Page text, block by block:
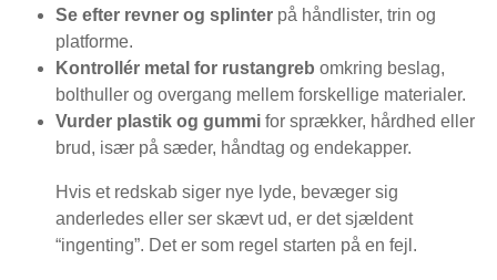
Se efter revner og splinter på håndlister, trin og
platforme.
Kontrollér metal for rustangreb omkring beslag,
bolthuller og overgang mellem forskellige materialer.
Vurder plastik og gummi for sprækker, hårdhed eller
brud, især på sæder, håndtag og endekapper.
Hvis et redskab siger nye lyde, bevæger sig
anderledes eller ser skævt ud, er det sjældent
“ingenting”. Det er som regel starten på en fejl.